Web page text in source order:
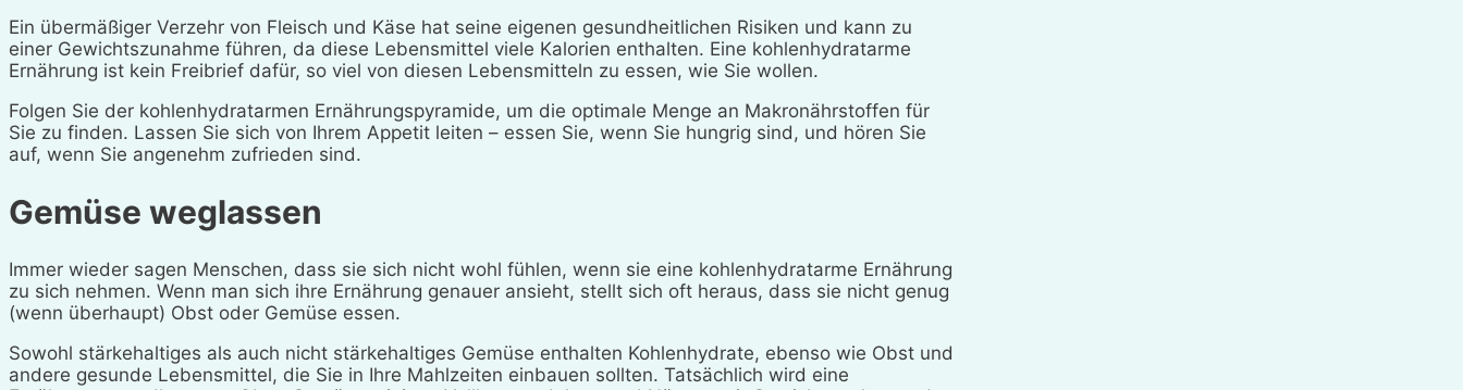
Ein übermäßiger Verzehr von Fleisch und Käse hat seine eigenen gesundheitlichen Risiken und kann zu
einer Gewichtszunahme führen, da diese Lebensmittel viele Kalorien enthalten. Eine kohlenhydratarme
Ernährung ist kein Freibrief dafür, so viel von diesen Lebensmitteln zu essen, wie Sie wollen.
Folgen Sie der kohlenhydratarmen Ernährungspyramide, um die optimale Menge an Makronährstoffen für
Sie zu finden. Lassen Sie sich von Ihrem Appetit leiten – essen Sie, wenn Sie hungrig sind, und hören Sie
auf, wenn Sie angenehm zufrieden sind.
Gemüse weglassen
Immer wieder sagen Menschen, dass sie sich nicht wohl fühlen, wenn sie eine kohlenhydratarme Ernährung
zu sich nehmen. Wenn man sich ihre Ernährung genauer ansieht, stellt sich oft heraus, dass sie nicht genug
(wenn überhaupt) Obst oder Gemüse essen.
Sowohl stärkehaltiges als auch nicht stärkehaltiges Gemüse enthalten Kohlenhydrate, ebenso wie Obst und
andere gesunde Lebensmittel, die Sie in Ihre Mahlzeiten einbauen sollten. Tatsächlich wird eine